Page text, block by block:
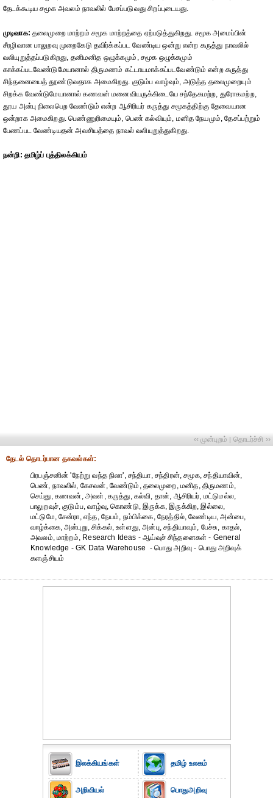
தேடக்கூடிய சமூக அவலம் நாவலில் பேசப்படுவது சிறப்புடையது.
முடிவாக:தலைமுறை மாற்றம் சமூக மாற்றத்தை ஏற்படுத்துகிறது. சமூக அமைப்பின்
சீரழிவான பாலுறவு முறைகேடு தவிர்க்கப்பட வேண்டிய ஒன்று என்ற கருத்து நாவலில்
வலியுறுத்தப்படுகிறது, தனிமனித ஒழுக்கமும், சமூக ஒழுக்கமும்
காக்கப்படவேண்டுமேயானால் திருமணம் கட்டாயமாக்கப்படவேண்டும் என்ற கருத்து
சிந்தனையைத் தூண்டுவதாக அமைகிறது. குடும்ப வாழ்வும், அடுத்த தலைமுறையும்
சிறக்க வேண்டுமேயானால் கணவன் மனைவியருக்கிடையே சந்தேகமற்ற, துரோகமற்ற,
தூய அன்பு நிலைபெற வேண்டும் என்ற ஆசிரியர் கருத்து சமூகத்திற்கு தேவையான
ஒன்றாக அமைகிறது. பெண்ணுரிமையும், பெண் கல்வியும், மனித நேயமும், தேசப்பற்றும்
பேணப்பட வேண்டியதன் அவசியத்தை நாவல் வலியுறுத்துகிறது.
நன்றி: தமிழ்ப் புத்திலக்கியம்
‹‹ முன்புறம் | தொடர்ச்சி ››
தேட‌ல் தொட‌ர்பான தகவ‌ல்க‌ள்:
பிரபஞ்சனின் 'நேற்று வந்த நிலா', சந்தியா, சந்திரன், சமூக, சந்தியாவின்,
பெண், நாவலில், கேசவன், வேண்டும், தலைமுறை, மனித, திருமணம்,
செய்து, கணவன், அவள், கருத்து, கல்வி, தான், ஆசிரியர், மட்டுமல்ல,
பாலுறவுச், குடும்ப, வாழ்வு, கொண்டு, இருக்க, இருக்கிற, இல்லை,
மட்டுமே, சேன்ரா, எந்த, நேயம், நம்பிக்கை, நேரத்தில், வேண்டிய, அன்பை,
வாழ்க்கை, அன்புறு, சிக்கல், உள்ளது, அன்பு, சந்தியாவும், பேச்சு, காதல்,
அவலம், மாற்றம், Research Ideas - ஆய்வுச் சிந்தனைகள் - General
Knowledge - GK Data Warehouse - பொது அறிவு - பொது அறிவுக்
களஞ்சியம்
இலக்கியங்கள்
அறிவியல்
தமிழ் உலகம்
பொதுஅறிவு